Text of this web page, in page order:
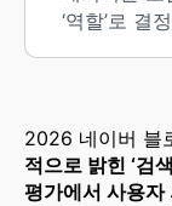
‘역할’로 결
2026 네이버 블
적으로 밝힌 ‘검
평가에서 사용자